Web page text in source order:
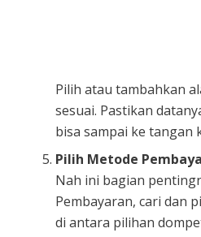
Pilih atau tambahkan
sesuai. Pastikan
bisa sampai ke tangan
Pilih Metode
Nah ini bagian
Pembayaran, cari dan
di antara pilihan